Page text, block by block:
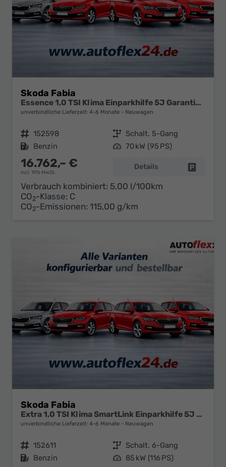
Skoda Fabia
Essence 1,0 TSI Klima Einparkhilfe 5J Garantie LED Scheinwerfer Bluetooth
unverbindliche Lieferzeit: 4-6 Monate Neuwagen
Fahrzeugnr. 152598 Getriebe Schalt. 5-Gang
Kraftstoff Benzin Leistung 70 kW (95 PS)
16.762,– €
incl. 19% MwSt.
Details
Verbrauch kombiniert: 5,00 l/100km
CO2-Klasse: C
CO2-Emissionen: 115,00 g/km
Skoda Fabia
Extra 1,0 TSI Klima SmartLink Einparkhilfe 5J Garantie LED Scheinwerfer Bluetooth
unverbindliche Lieferzeit: 4-6 Monate Neuwagen
Fahrzeugnr. 152611 Getriebe Schalt. 6-Gang
Kraftstoff Benzin Leistung 85 kW (116 PS)